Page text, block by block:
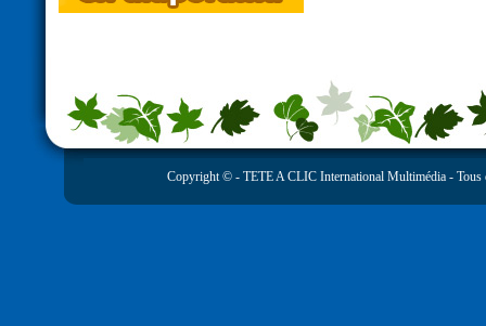
Copyright © - TETE A CLIC International Multimédia - Tous